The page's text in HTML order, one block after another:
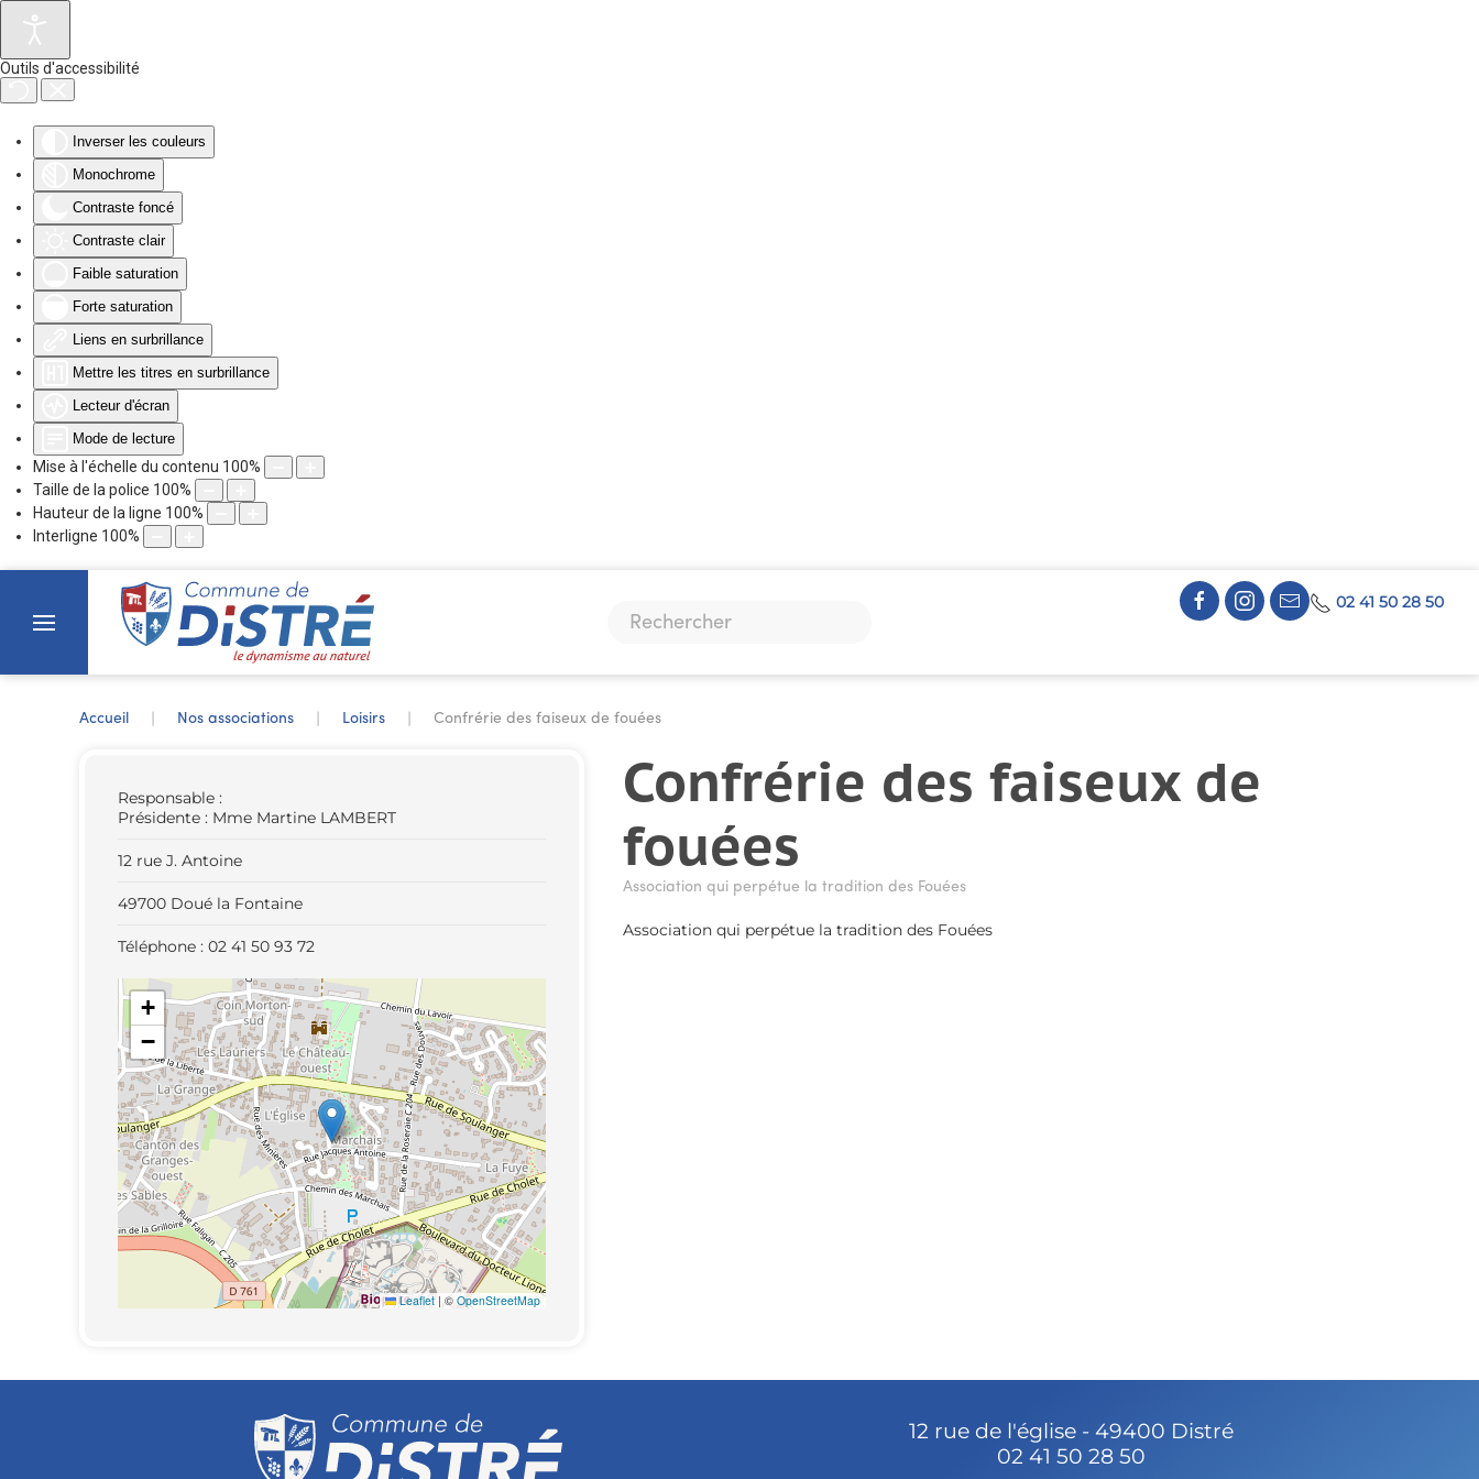
Outils d'accessibilité
Inverser les couleurs
Monochrome
Contraste foncé
Contraste clair
Faible saturation
Forte saturation
Liens en surbrillance
Mettre les titres en surbrillance
Lecteur d'écran
Mode de lecture
Mise à l'échelle du contenu 100%
Taille de la police 100%
Hauteur de la ligne 100%
Interligne 100%
Accéder au contenu principal
02 41 50 28 50
Accueil Nos associations Loisirs Confrérie des faiseux de fouées
Responsable :
Présidente : Mme Martine LAMBERT
12 rue J. Antoine
49700 Doué la Fontaine
Téléphone : 02 41 50 93 72
+
−
Leaflet | © OpenStreetMap
Confrérie des faiseux de
fouées
Association qui perpétue la tradition des Fouées
Association qui perpétue la tradition des Fouées
12 rue de l'église - 49400 Distré
02 41 50 28 50